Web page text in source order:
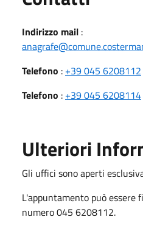
Indirizzo mail :
Telefono : +39 045 6208112
Telefono : +39 045 6208114
Ulteriori
Gli uffici sono aperti
L'appuntamento può essere
numero 045 6208112.